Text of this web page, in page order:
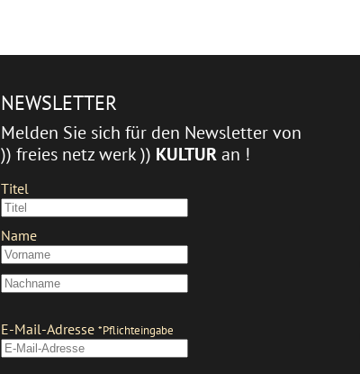
NEWSLETTER
Melden Sie sich für den Newsletter von
)) freies netz werk )) KULTURan !